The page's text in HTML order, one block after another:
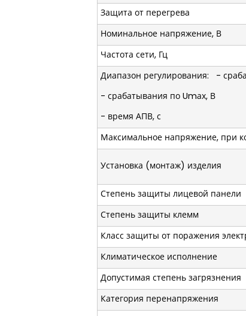
Защита от перегрева
Номинальное напряжение, В
Частота сети, Гц
Диапазон регулирования: -
- срабатывания по Umах, В
- время АПВ, с
Максимальное напряжение, при
Установка (монтаж) изделия
Степень защиты
Степень защиты клемм
Класс защиты от поражения
Климатическое исполнение
Допустимая степень загрязнения
Категория перенапряжения